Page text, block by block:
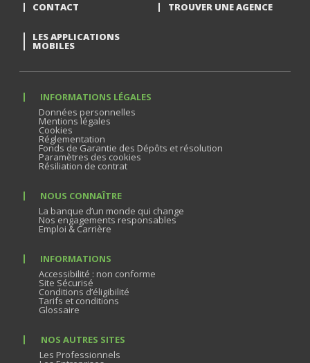
CONTACT TROUVER UNE AGENCE
LES APPLICATIONS
MOBILES
INFORMATIONS LÉGALES
Données personnelles
Mentions légales
Cookies
Réglementation
Fonds de Garantie des Dépôts et résolution
Paramètres des cookies
Résiliation de contrat
NOUS CONNAÎTRE
La banque d’un monde qui change
Nos engagements responsables
Emploi & Carrière
INFORMATIONS
Accessibilité : non conforme
Site Sécurisé
Conditions d’éligibilité
Tarifs et conditions
Glossaire
NOS AUTRES SITES
Les Professionnels